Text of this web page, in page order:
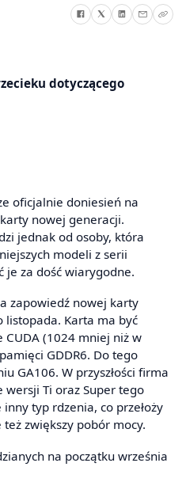
dotyczącego
oficjalnie doniesień na
nowej generacji.
jednak od osoby, która
modeli z serii
je za dość wiarygodne.
zapowiedź nowej karty
listopada. Karta ma być
(1024 mniej niż w
GDDR6. Do tego
GA106. W przyszłości firma
Ti oraz Super tego
inny typ rdzenia, co przełoży
zwiększy pobór mocy.
na początku września